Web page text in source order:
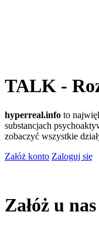
TALK -
hyperreal.info to
substancjach
zobaczyć wszystkie
Załóż konto Zaloguj się
Załóż u